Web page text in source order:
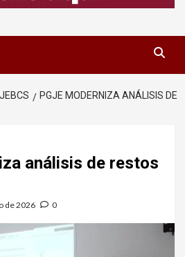
PGJE MODERNIZA ANÁLISIS DE
análisis de restos
de 2026 0